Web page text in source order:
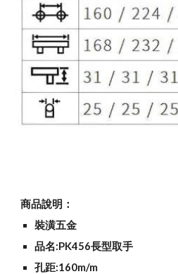
商品說明：
裝潢五金
品名:PK456長型取手
孔距:160m/m